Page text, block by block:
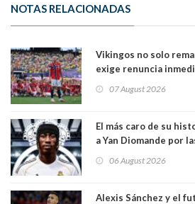
NOTAS RELACIONADAS
Vikingos no solo
exige renuncia
07 August 2026
El más caro de su
a Yan Diomande por
06 August 2026
Alexis Sánchez y el